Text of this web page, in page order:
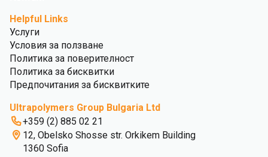
Helpful Links
Услуги
Условия за ползване
Политика за поверителност
Политика за бисквитки
Предпочитания за бисквитките
Ultrapolymers Group Bulgaria Ltd
+359 (2) 885 02 21
12, Obelsko Shosse str. Orkikem Building
1360 Sofia